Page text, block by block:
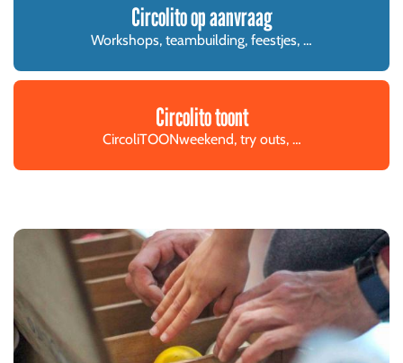
Circolito op aanvraag
Workshops, teambuilding, feestjes, …
Circolito toont
CircoliTOONweekend, try outs, …